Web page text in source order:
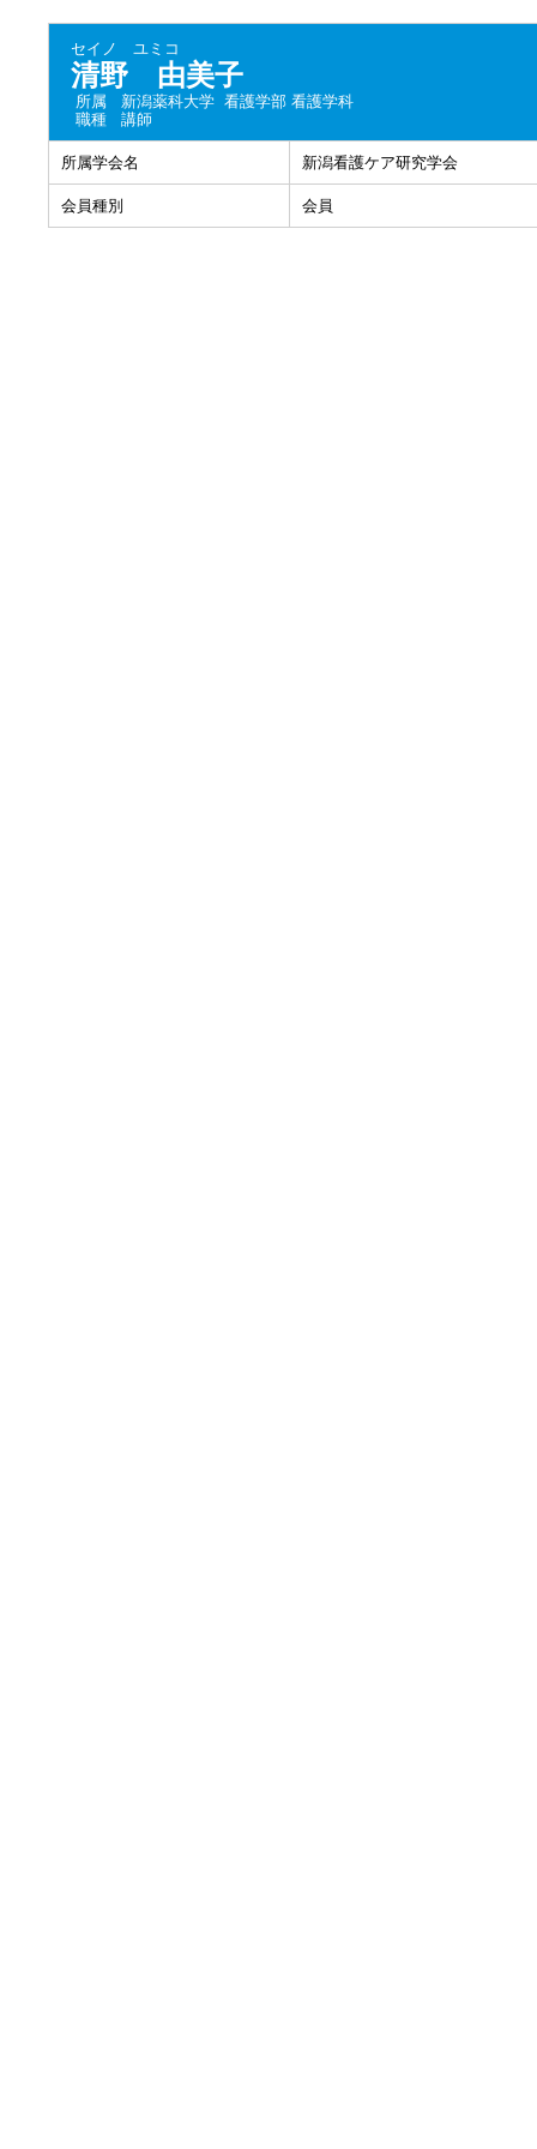
セイノ ユミコ
清野 由美子
所属
新潟薬科大学 看護学部 看護学科
職種
講師
所属学会名 新潟看護ケア研究学会
会員種別 会員